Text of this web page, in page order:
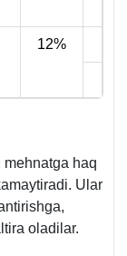
12%
haq
Ular
oladilar.